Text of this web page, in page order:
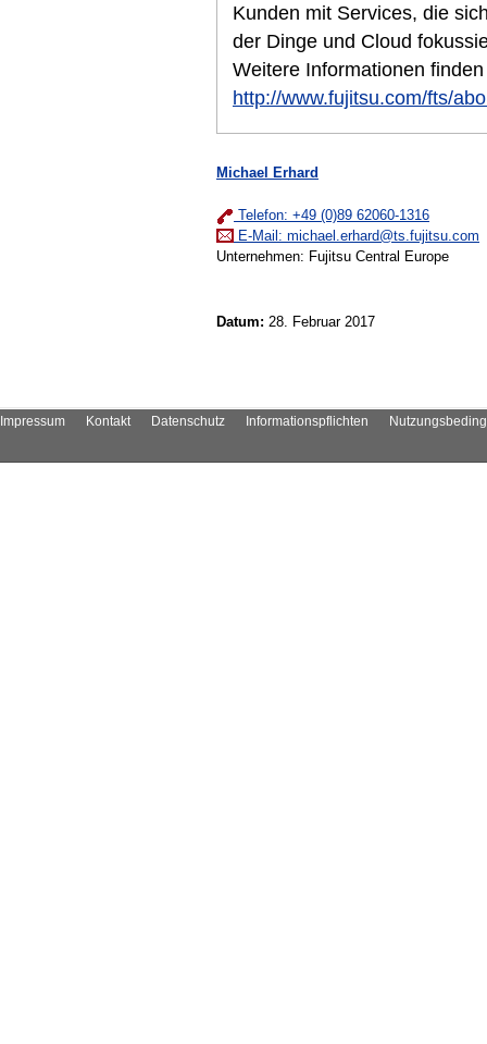
Kunden mit Services, die
der Dinge und Cloud
Weitere Informationen
http://www.fujitsu.com/fts/
Michael Erhard
Telefon: +49 (0)89 62060-1316
E-Mail: michael.erhard@ts.fujitsu.com
Unternehmen: Fujitsu Central Europe
Datum: 28. Februar 2017
Impressum Kontakt Datenschutz Informationspflichten